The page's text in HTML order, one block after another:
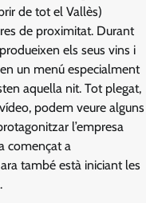
de tot el Vallès)
de proximitat. Durant
els seus vins i
un menú especialment
aquella nit. Tot plegat,
podem veure alguns
l’empresa
començat a
també està iniciant les